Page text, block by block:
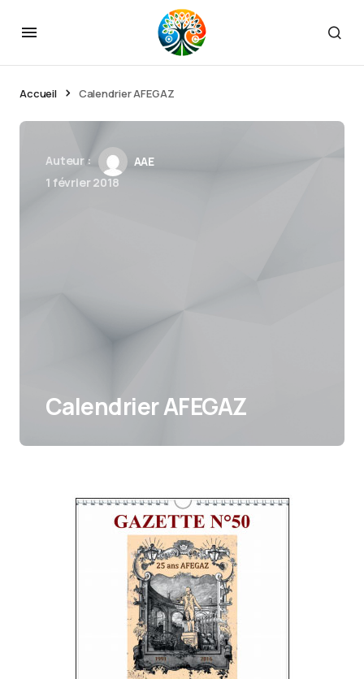
Accueil Calendrier AFEGAZ
Auteur :
AAE
1 février 2018
Calendrier AFEGAZ